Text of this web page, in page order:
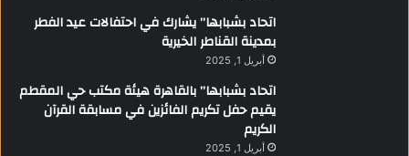
اتحاد بشبابها” يشارك في احتفالات عيد الفطر
بمدينة القناطر الخيرية
أبريل 1, 2025
اتحاد بشبابها” بالقاهرة هيئة مكتب حي المقطم
يقيم حفل تكريم الفائزين في مسابقة القرآن
الكريم
أبريل 1, 2025